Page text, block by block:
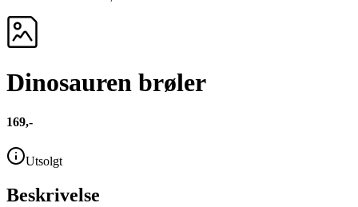
Dinosauren brøler
169,-
Utsolgt
Beskrivelse